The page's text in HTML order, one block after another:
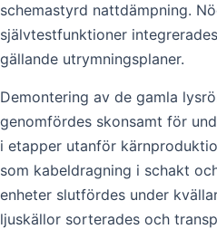
schemastyrd nattdämpning.
självtestfunktioner
gällande utrymningsplaner.
Demontering av de gamla
genomfördes skonsamt för
i etapper utanför
som kabeldragning i schakt
enheter slutfördes under
ljuskällor sorterades och